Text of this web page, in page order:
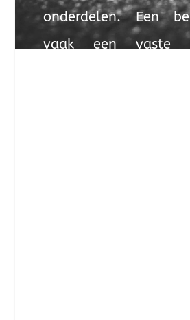
onderdelen. Een
vaak een vaste